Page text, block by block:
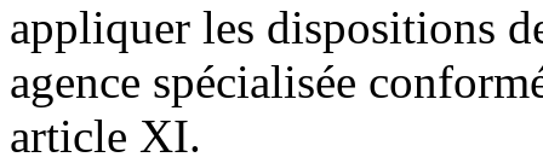
appliquer les dispositions
agence spécialisée
article XI.